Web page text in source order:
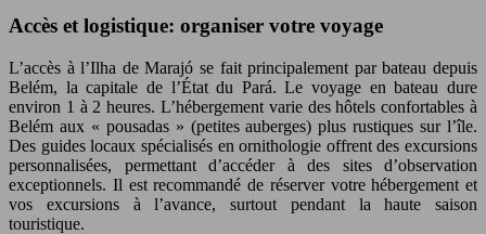
Accès et logistique: organiser votre voyage
L’accès à l’Ilha de Marajó se fait principalement par bateau depuis
Belém, la capitale de l’État du Pará. Le voyage en bateau dure
environ 1 à 2 heures. L’hébergement varie des hôtels confortables à
Belém aux « pousadas » (petites auberges) plus rustiques sur l’île.
Des guides locaux spécialisés en ornithologie offrent des excursions
personnalisées, permettant d’accéder à des sites d’observation
exceptionnels. Il est recommandé de réserver votre hébergement et
vos excursions à l’avance, surtout pendant la haute saison
touristique.